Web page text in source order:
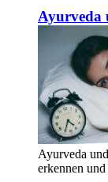
Ayurveda
Ayurveda
erkennen